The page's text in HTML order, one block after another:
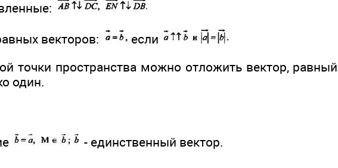
векторов:
если
точки пространства можно отложить вектор, равный
один.
- единственный вектор.